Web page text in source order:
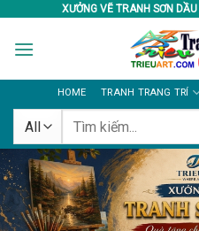
content
XƯỞNG VẼ TRANH SƠN
HOME TRANH TRANG TRÍ
Tìm